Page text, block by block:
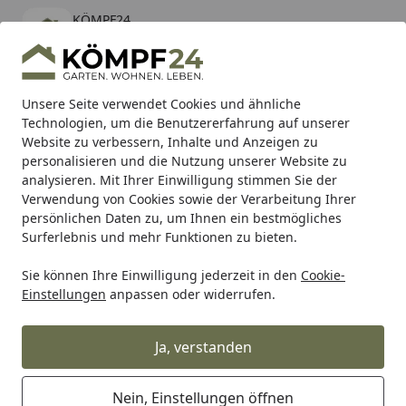
Unsere Seite verwendet Cookies und ähnliche
Technologien, um die Benutzererfahrung auf unserer
Website zu verbessern, Inhalte und Anzeigen zu
personalisieren und die Nutzung unserer Website zu
analysieren. Mit Ihrer Einwilligung stimmen Sie der
Verwendung von Cookies sowie der Verarbeitung Ihrer
persönlichen Daten zu, um Ihnen ein bestmögliches
Surferlebnis und mehr Funktionen zu bieten.
Sie können Ihre Einwilligung jederzeit in den Cookie-
Einstellungen anpassen oder widerrufen.
Ja, verstanden
Nein, Einstellungen öffnen
KÖMPF24
kostenlos - Im App Store
Hotline
Alle Produkte
Mein Konto
Suchen
Karibu Pools inkl. gratis Sandfilteranlage & Pool-
Starterset (Gesamtwert bis 468,99€)
Startseite
RK Rk Motorradkette RK Kette 520XRE 112 Glieder
RK Kette 520XRE 112 Glieder